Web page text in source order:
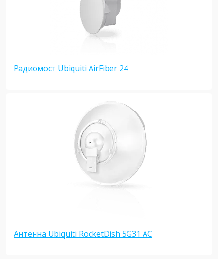
Радиомост Ubiquiti AirFiber 24
Антенна Ubiquiti RocketDish 5G31 AC